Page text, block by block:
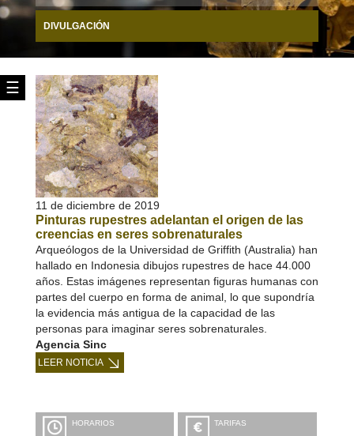
☰
DIVULGACIÓN
11 de diciembre de 2019
Pinturas rupestres adelantan el origen de las
creencias en seres sobrenaturales
Arqueólogos de la Universidad de Griffith (Australia) han
hallado en Indonesia dibujos rupestres de hace 44.000
años. Estas imágenes representan figuras humanas con
partes del cuerpo en forma de animal, lo que supondría
la evidencia más antigua de la capacidad de las
personas para imaginar seres sobrenaturales.
Agencia Sinc
LEER NOTICIA
HORARIOS TARIFAS